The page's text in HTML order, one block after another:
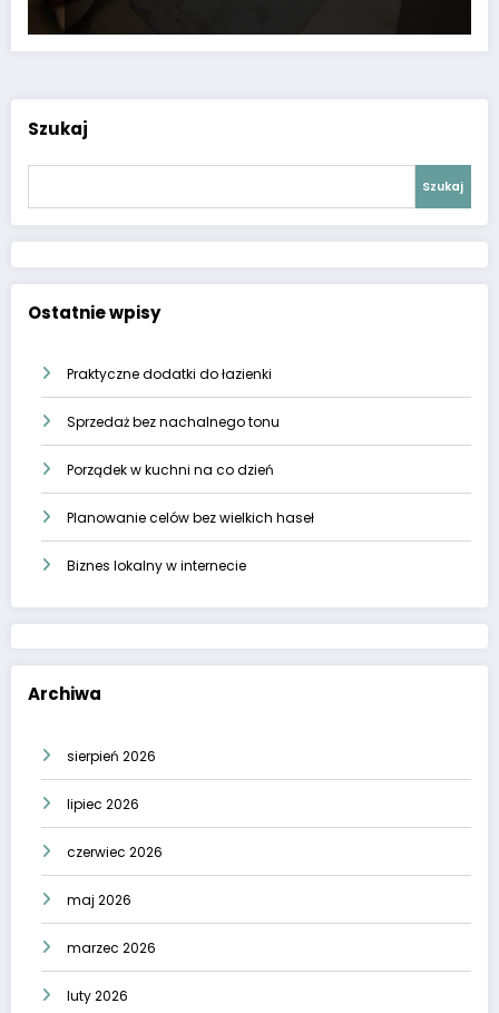
Szukaj
Szukaj
Ostatnie wpisy
Praktyczne dodatki do łazienki
Sprzedaż bez nachalnego tonu
Porządek w kuchni na co dzień
Planowanie celów bez wielkich haseł
Biznes lokalny w internecie
Archiwa
sierpień 2026
lipiec 2026
czerwiec 2026
maj 2026
marzec 2026
luty 2026